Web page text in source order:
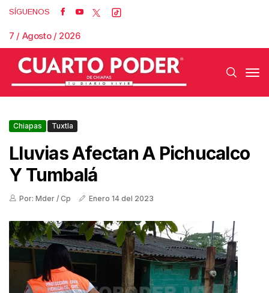
SÍGUENOS
7 / Agosto / 2026
Chiapas Tuxtla
Lluvias Afectan A Pichucalco
Y Tumbalá
Por: Mder / Cp Enero 14 del 2023